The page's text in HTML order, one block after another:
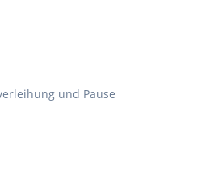
und Pause